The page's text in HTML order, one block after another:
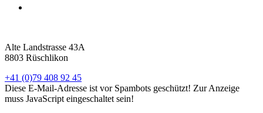
Alte Landstrasse 43A
8803 Rüschlikon
+41 (0)79 408 92 45
Diese E-Mail-Adresse ist vor Spambots geschützt! Zur Anzeige
muss JavaScript eingeschaltet sein!